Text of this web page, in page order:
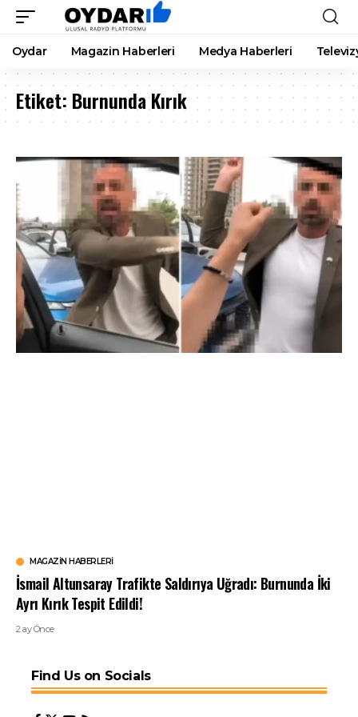
Oydar Magazin Haberleri Medya Haberleri
Etiket: Burnunda Kırık
MAGAZIN HABERLERI
İsmail Altunsaray Trafikte Saldırıya Uğradı: Burnunda İki
Ayrı Kırık Tespit Edildi!
2 ay Önce
Find Us on Socials